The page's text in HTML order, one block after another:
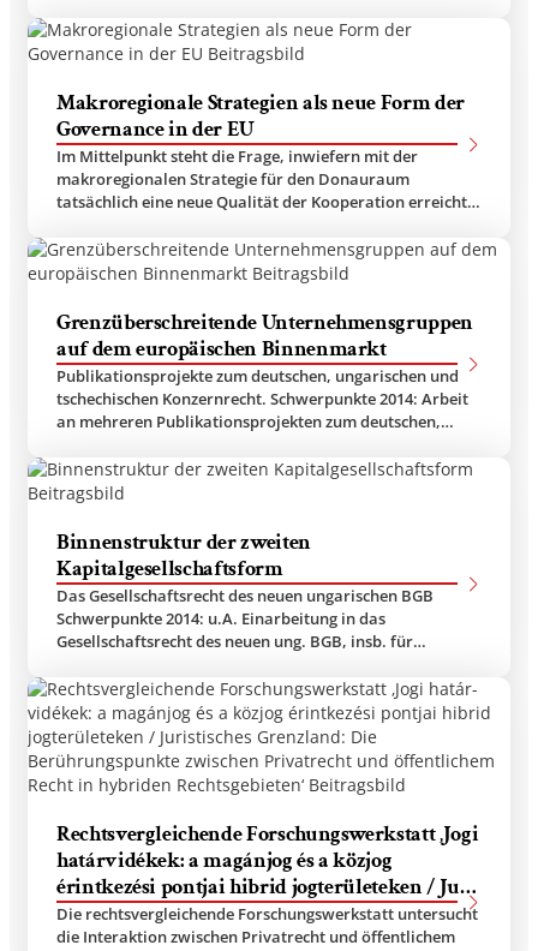
Makroregionale Strategien als neue Form der
Governance in der EU
Im Mittelpunkt steht die Frage, inwiefern mit der
makroregionalen Strategie für den Donauraum
tatsächlich eine neue Qualität der Kooperation erreicht
Grenzüberschreitende Unternehmensgruppen
auf dem europäischen Binnenmarkt
Publikationsprojekte zum deutschen, ungarischen und
tschechischen Konzernrecht. Schwerpunkte 2014: Arbeit
an mehreren Publikationsprojekten zum deutschen,
Vorbereitung einer gemeinsamen Tagung mit…
Binnenstruktur der zweiten
Kapitalgesellschaftsform
Das Gesellschaftsrecht des neuen ungarischen BGB
Schwerpunkte 2014: u.A. Einarbeitung in das
Gesellschaftsrecht des neuen ung. BGB, insb. für
Rechtsvergleichende Forschungswerkstatt ‚Jogi
határ­vidé­kek: a magánjog és a köz­jog
érintkezési pontjai hibrid jogterületeken / Ju­­
ristisches Grenz­land: Die Berührungspunkte
zwischen Privatrecht und öf­fentlichem Recht
Die rechtsvergleichende Forschungswerkstatt untersucht
die Interaktion zwischen Privatrecht und öffentlichem